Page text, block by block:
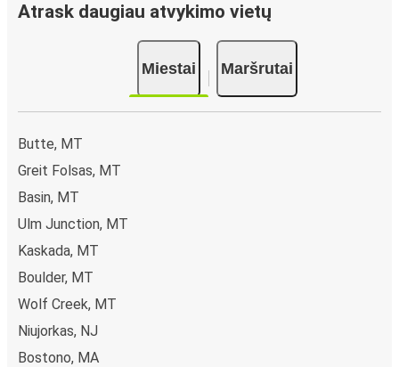
Atrask daugiau atvykimo vietų
Miestai Maršrutai
Butte, MT
Greit Folsas, MT
Basin, MT
Ulm Junction, MT
Kaskada, MT
Boulder, MT
Wolf Creek, MT
Niujorkas, NJ
Bostono, MA